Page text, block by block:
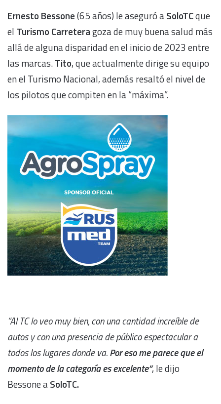
Ernesto Bessone(65 años) le aseguró aSoloTCque
el Turismo Carreteragoza de muy buena salud más
allá de alguna disparidad en el inicio de 2023 entre
las marcas.Tito, que actualmente dirige su equipo
en el Turismo Nacional, además resaltó el nivel de
los pilotos que compiten en la “máxima”.
“Al TC lo veo muy bien, con una cantidad increíble de
autos y con una presencia de público espectacular a
todos los lugares donde va.Por eso me parece que el
momento de la categoría es excelente”, le dijo
Bessone aSoloTC.